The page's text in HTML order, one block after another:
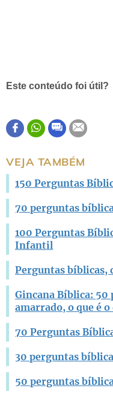
Este conteúdo foi útil?
Este conteúdo contém
VEJA TAMBÉM
150 Perguntas
70 perguntas
100 Perguntas
Infantil
Perguntas bíblicas,
Gincana Bíblica: 50
amarrado, o que é o
70 Perguntas
30 perguntas
50 perguntas